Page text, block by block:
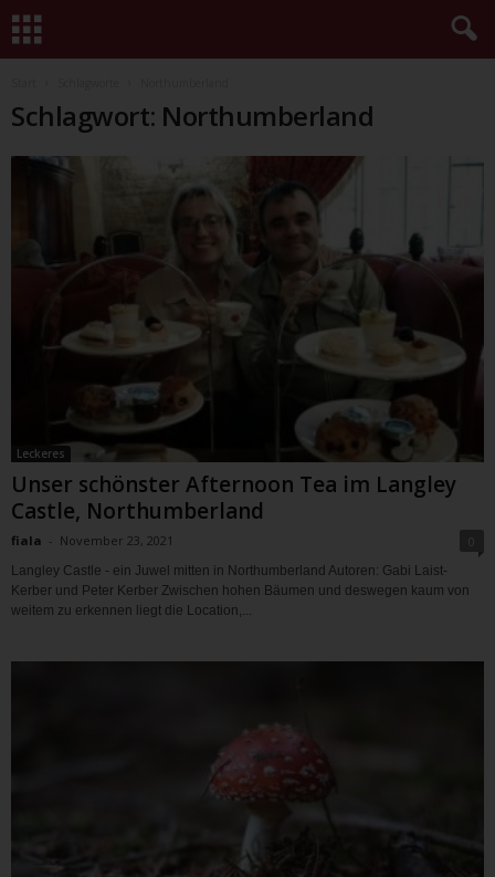
Schlagwort: Northumberland
Leckeres
Unser schönster Afternoon Tea im Langley
Castle, Northumberland
fiala - November 23, 2021
Langley Castle - ein Juwel mitten in Northumberland Autoren: Gabi Laist-
Kerber und Peter Kerber Zwischen hohen Bäumen und deswegen kaum von
weitem zu erkennen liegt die Location,...